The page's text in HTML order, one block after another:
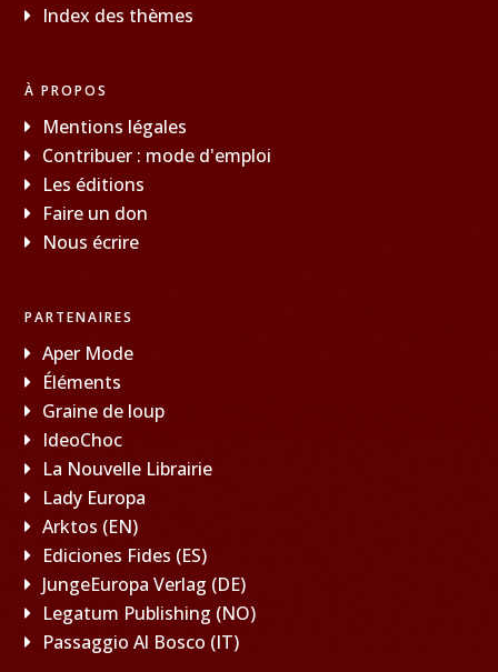
Index des thèmes
À PROPOS
Mentions légales
Contribuer : mode d'emploi
Les éditions
Faire un don
Nous écrire
PARTENAIRES
Aper Mode
Éléments
Graine de loup
IdeoChoc
La Nouvelle Librairie
Lady Europa
Arktos (EN)
Ediciones Fides (ES)
JungeEuropa Verlag (DE)
Legatum Publishing (NO)
Passaggio Al Bosco (IT)